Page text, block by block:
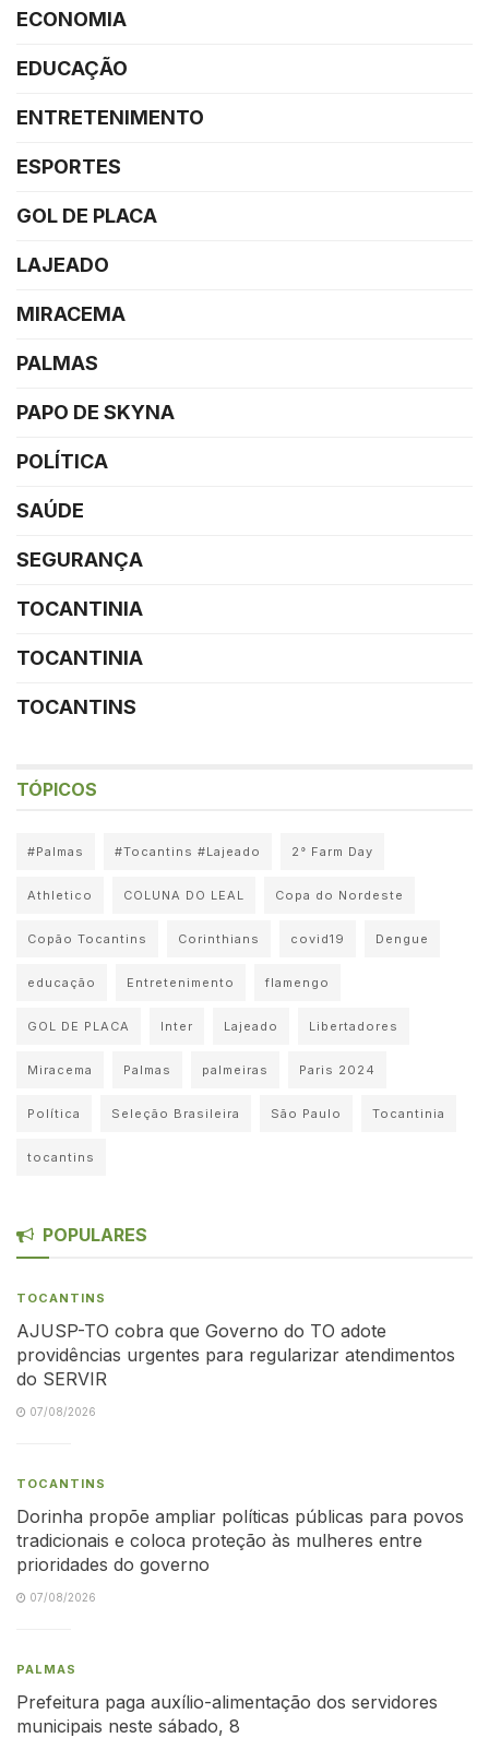
ECONOMIA
EDUCAÇÃO
ENTRETENIMENTO
ESPORTES
GOL DE PLACA
LAJEADO
MIRACEMA
PALMAS
PAPO DE SKYNA
POLÍTICA
SAÚDE
SEGURANÇA
TOCANTINIA
TOCANTINIA
TOCANTINS
TÓPICOS
#Palmas #Tocantins #Lajeado 2° Farm Day
Athletico COLUNA DO LEAL Copa do Nordeste
Copão Tocantins Corinthians covid19 Dengue
educação Entretenimento flamengo
GOL DE PLACA Inter Lajeado Libertadores
Miracema Palmas palmeiras Paris 2024
Política Seleção Brasileira São Paulo Tocantinia
tocantins
POPULARES
TOCANTINS
AJUSP-TO cobra que Governo do TO adote
providências urgentes para regularizar atendimentos
do SERVIR
07/08/2026
TOCANTINS
Dorinha propõe ampliar políticas públicas para povos
tradicionais e coloca proteção às mulheres entre
prioridades do governo
07/08/2026
PALMAS
Prefeitura paga auxílio-alimentação dos servidores
municipais neste sábado, 8